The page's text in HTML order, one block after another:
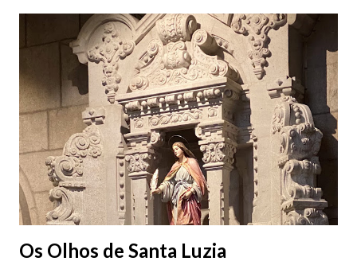
(2019.10.25) Feira Semanal em Viana do Castelo (2019.10.25)
Feira Semanal em Viana do Castelo (2019.10.25) Feira Semanal
em Viana do Castelo (2019.10.25) Feira Semanal em Viana do
Castelo (2019.10.25) Feira Semanal em Viana do Castelo
(2019.10.25)
Os Olhos de Santa Luzia